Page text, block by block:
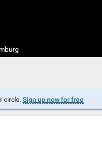
circle. Sign up now for free